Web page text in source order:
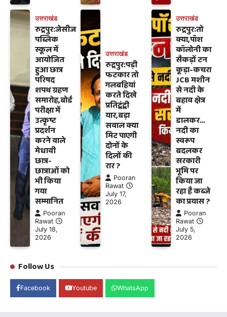
उत्तराखंड
रुद्रपुर:जेसीज
पब्लिक
स्कूल में
आयोजित
हुआ छात्र
परिषद
शपथ ग्रहण
समारोह,बोर्ड
परीक्षा में
उत्कृष्ट
प्रदर्शन
करने वाले
मेधावी
छात्र-
छात्राओं को
भी किया
गया
सम्मानित
Pooran
Rawat
July 18,
2026
उत्तराखंड
रुद्रपुर:पड़ी
फटकार तो
गलबहियां
करते दिखे
प्रतिद्वंद्वी
यार,बड़ा
सवाल क्या
मिट पाएगी
दोनों के
दिलों की
रार ?
Pooran
Rawat
July 17,
2026
उत्तराखंड
रुद्रपुर:तो
क्या,पॉश
कॉलोनी का
सैकड़ों टन
कूड़ा-कचरा
JCB मशीन
से नदी के
बहाव क्षेत्र
में
डालकर…
नदी का
स्वरूप
बदलकर
सरकारी
भूमि पर
किया जा
रहा है कब्जे
का प्रयास ?
Pooran
Rawat
July 5,
2026
Follow Us
Facebook Youtube WhatsApp